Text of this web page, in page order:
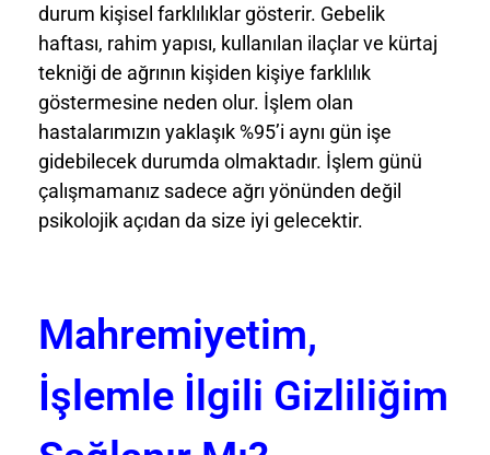
durum kişisel farklılıklar gösterir. Gebelik
haftası, rahim yapısı, kullanılan ilaçlar ve kürtaj
tekniği de ağrının kişiden kişiye farklılık
göstermesine neden olur. İşlem olan
hastalarımızın yaklaşık %95’i aynı gün işe
gidebilecek durumda olmaktadır. İşlem günü
çalışmamanız sadece ağrı yönünden değil
psikolojik açıdan da size iyi gelecektir.
Mahremiyetim,
İşlemle İlgili Gizliliğim